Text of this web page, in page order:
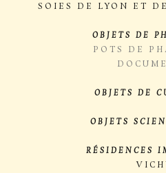
SOIES DE LYON ET
OBJETS DE
POTS DE
OBJETS DE
OBJETS
RÉSIDENCES